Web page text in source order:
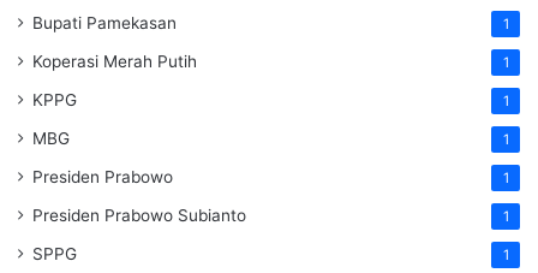
Bupati Pamekasan 1
Koperasi Merah Putih 1
KPPG 1
MBG 1
Presiden Prabowo 1
Presiden Prabowo Subianto 1
SPPG 1